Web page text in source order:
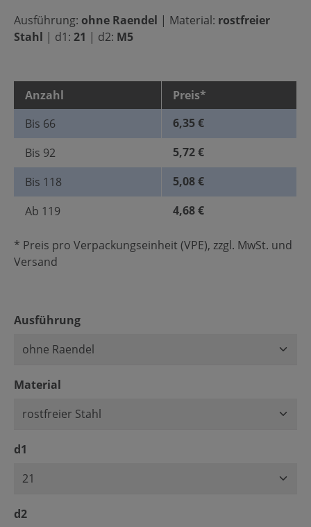
Ausführung: ohne Raendel | Material: rostfreier
Stahl | d1: 21 | d2: M5
Anzahl
Preis*
Bis 66
6,35 €
Bis 92
5,72 €
Bis 118
5,08 €
Ab 119 4,68 €
* Preis pro Verpackungseinheit (VPE), zzgl. MwSt. und
Versand
Ausführungauswählen
Material
d1
d2auswählen